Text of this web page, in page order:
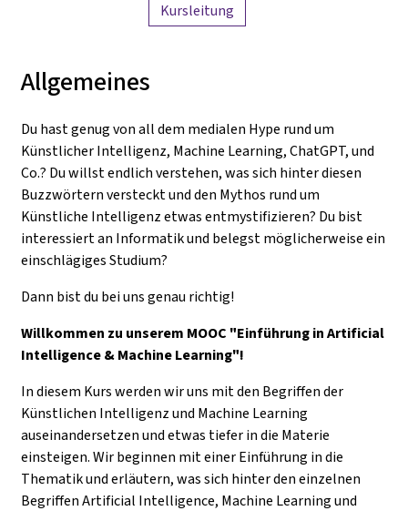
Kursleitung
Allgemeines
Du hast genug von all dem medialen Hype rund um
Künstlicher Intelligenz, Machine Learning, ChatGPT, und
Co.? Du willst endlich verstehen, was sich hinter diesen
Buzzwörtern versteckt und den Mythos rund um
Künstliche Intelligenz etwas entmystifizieren? Du bist
interessiert an Informatik und belegst möglicherweise ein
einschlägiges Studium?
Dann bist du bei uns genau richtig!
Willkommen zu unserem MOOC "Einführung in Artificial
Intelligence & Machine Learning"!
In diesem Kurs werden wir uns mit den Begriffen der
Künstlichen Intelligenz und Machine Learning
auseinandersetzen und etwas tiefer in die Materie
einsteigen. Wir beginnen mit einer Einführung in die
Thematik und erläutern, was sich hinter den einzelnen
Begriffen Artificial Intelligence, Machine Learning und